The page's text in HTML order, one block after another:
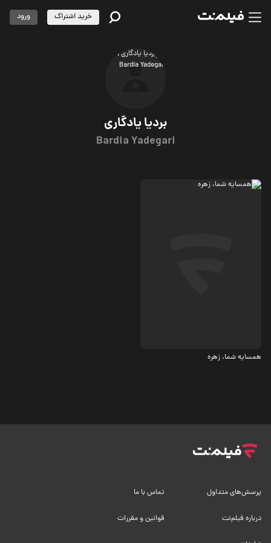
بردیا یادگاری
Bardia Yadegari
خرید اشتراک ورود
همسایه شما، زهره
پرسش‌های متداول تماس با ما
درباره فیلم‌نت قوانین و مقررات